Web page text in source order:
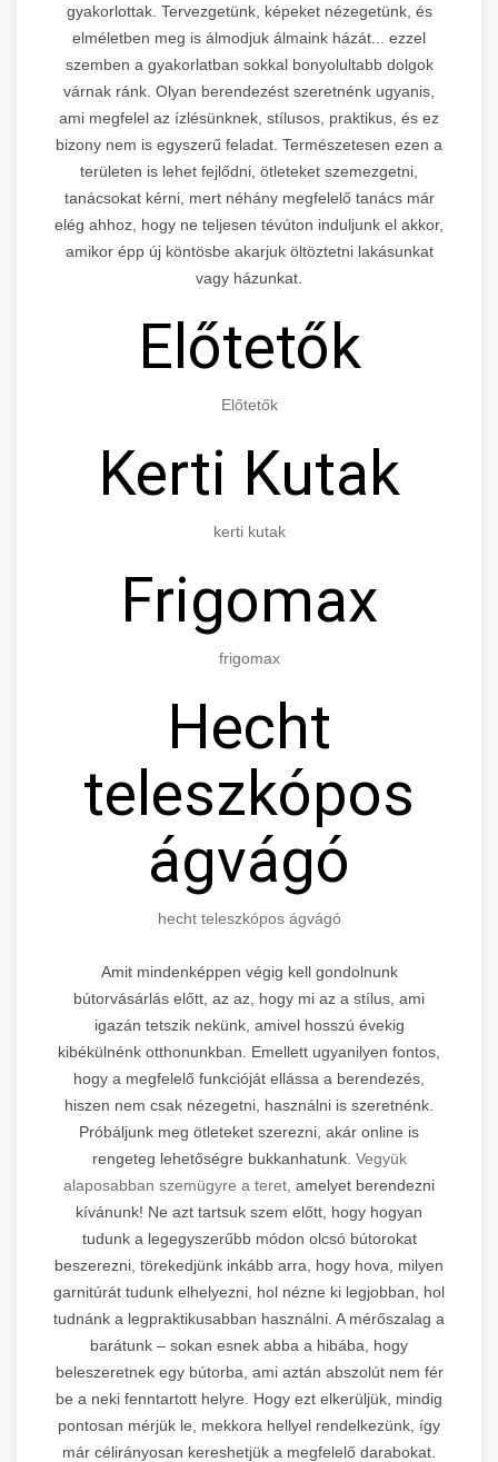
gyakorlottak. Tervezgetünk, képeket nézegetünk, és
elméletben meg is álmodjuk álmaink házát... ezzel
szemben a gyakorlatban sokkal bonyolultabb dolgok
várnak ránk. Olyan berendezést szeretnénk ugyanis,
ami megfelel az ízlésünknek, stílusos, praktikus, és ez
bizony nem is egyszerű feladat. Természetesen ezen a
területen is lehet fejlődni, ötleteket szemezgetni,
tanácsokat kérni, mert néhány megfelelő tanács már
elég ahhoz, hogy ne teljesen tévúton induljunk el akkor,
amikor épp új köntösbe akarjuk öltöztetni lakásunkat
vagy házunkat.
Előtetők
Előtetők
Kerti Kutak
kerti kutak
Frigomax
frigomax
Hecht
teleszkópos
ágvágó
hecht teleszkópos ágvágó
Amit mindenképpen végig kell gondolnunk
bútorvásárlás előtt, az az, hogy mi az a stílus, ami
igazán tetszik nekünk, amivel hosszú évekig
kibékülnénk otthonunkban. Emellett ugyanilyen fontos,
hogy a megfelelő funkcióját ellássa a berendezés,
hiszen nem csak nézegetni, használni is szeretnénk.
Próbáljunk meg ötleteket szerezni, akár online is
rengeteg lehetőségre bukkanhatunk. Vegyük
alaposabban szemügyre a teret, amelyet berendezni
kívánunk! Ne azt tartsuk szem előtt, hogy hogyan
tudunk a legegyszerűbb módon olcsó bútorokat
beszerezni, törekedjünk inkább arra, hogy hova, milyen
garnitúrát tudunk elhelyezni, hol nézne ki legjobban, hol
tudnánk a legpraktikusabban használni. A mérőszalag a
barátunk – sokan esnek abba a hibába, hogy
beleszeretnek egy bútorba, ami aztán abszolút nem fér
be a neki fenntartott helyre. Hogy ezt elkerüljük, mindig
pontosan mérjük le, mekkora hellyel rendelkezünk, így
már célirányosan kereshetjük a megfelelő darabokat.